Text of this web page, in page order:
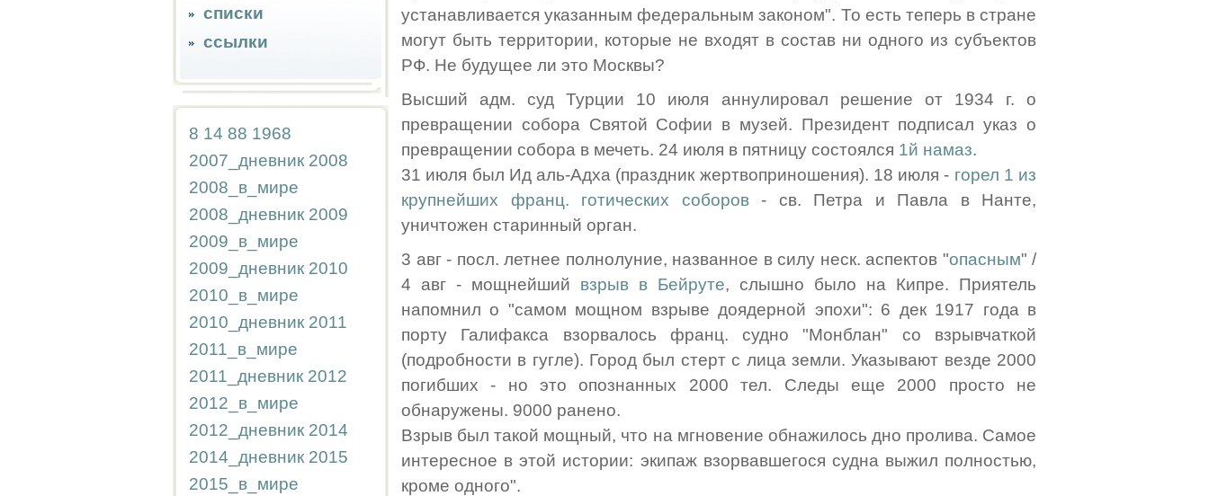
списки
ссылки
8 14 88 1968
2007_дневник 2008
2008_в_мире
2008_дневник 2009
2009_в_мире
2009_дневник 2010
2010_в_мире
2010_дневник 2011
2011_в_мире
2011_дневник 2012
2012_в_мире
2012_дневник 2014
2014_дневник 2015
2015_в_мире
устанавливается указанным федеральным законом". То есть теперь в стране
могут быть территории, которые не входят в состав ни одного из субъектов
РФ. Не будущее ли это Москвы?
Высший адм. суд Турции 10 июля аннулировал решение от 1934 г. о
превращении собора Святой Софии в музей. Президент подписал указ о
превращении собора в мечеть. 24 июля в пятницу состоялся 1й намаз.
31 июля был Ид аль-Адха (праздник жертвоприношения). 18 июля - горел 1 из
крупнейших франц. готических соборов- св. Петра и Павла в Нанте,
уничтожен старинный орган.
3 авг - посл. летнее полнолуние, названное в силу неск. аспектов "опасным" /
4 авг - мощнейший взрыв в Бейруте, слышно было на Кипре. Приятель
напомнил о "самом мощном взрыве доядерной эпохи": 6 дек 1917 года в
порту Галифакса взорвалось франц. судно "Монблан" со взрывчаткой
(подробности в гугле). Город был стерт с лица земли. Указывают везде 2000
погибших - но это опознанных 2000 тел. Следы еще 2000 просто не
обнаружены. 9000 ранено.
Взрыв был такой мощный, что на мгновение обнажилось дно пролива. Самое
интересное в этой истории: экипаж взорвавшегося судна выжил полностью,
кроме одного".